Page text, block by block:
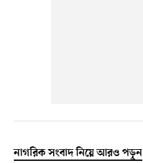
নাগরিক সংবাদ নিয়ে আরও পড়ুন